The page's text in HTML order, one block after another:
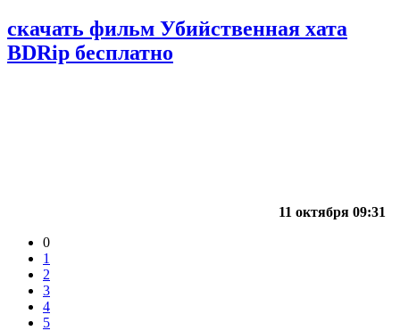
скачать фильм Убийственная хата
BDRip бесплатно
11 октября 09:31
0
1
2
3
4
5